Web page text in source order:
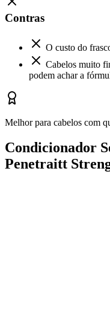
Contras
O custo do
Cabelos muito
podem achar a
Melhor para cabelos com
Condicionador
Penetraitt